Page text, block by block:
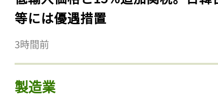
等には優遇措置
3時間前
製造業